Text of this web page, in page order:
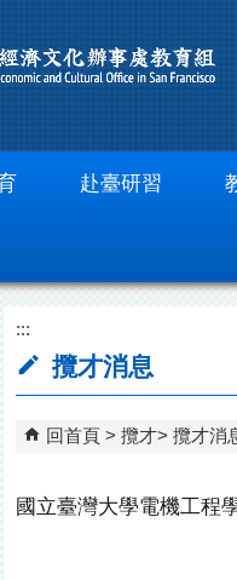
赴臺研習
:::
攬才消息
回首頁 攬才 攬才消
國立臺灣大學電機工程